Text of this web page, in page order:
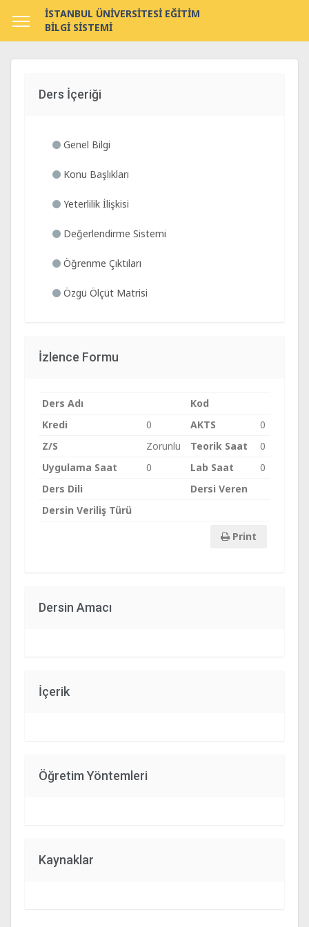
İSTANBUL ÜNİVERSİTESİ EĞİTİM
BİLGİ SİSTEMİ
Ders İçeriği
Genel Bilgi
Konu Başlıkları
Yeterlilik İlişkisi
Değerlendirme Sistemi
Öğrenme Çıktıları
Özgü Ölçüt Matrisi
İzlence Formu
Ders Adı
Kod
Kredi
0 AKTS
0
Z/S
Zorunlu Teorik Saat
0
Uygulama Saat
0 Lab Saat
0
Ders Dili
Dersi Veren
Dersin Veriliş Türü
Print
Dersin Amacı
İçerik
Öğretim Yöntemleri
Kaynaklar